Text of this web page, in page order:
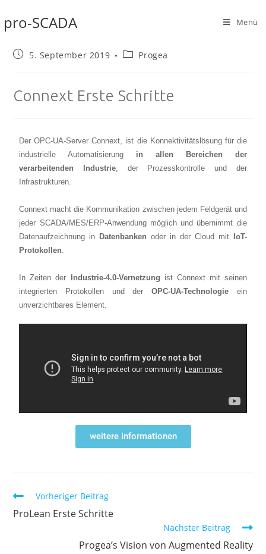
pro-SCADA Menü
5. September 2019 Progea
Connext Erste Schritte
Der OPC-UA-Server Connext, ist die Konnektivitätslösung für die
industrielle Automatisierung in allen Bereichen der
verarbeitenden Industrie, der Prozesskontrolle und der
Infrastrukturen.
Connext macht die Kommunikation zwischen jedem Feldgerät und
jeder SCADA/MES/ERP-Anwendung möglich und übernimmt die
Datenaufzeichnung in Datenbanken oder in der Cloud mit
IoT-
Protokollen.
In Zeiten der Industrie-4.0-Vernetzung ist Connext mit seinen
integrierten Protokollen und der OPC-UA-Technologieein
unverzichtbares Element.
weitere Informationen
Vorheriger Beitrag
ProLean Erste Schritte
Nächster Beitrag
Progea’s Vision von Augmented Reality